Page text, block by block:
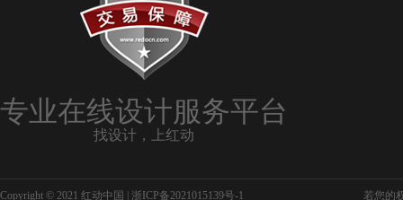
专业在线设计服务平台
找设计，上红动
Copyright © 2021 红动中国 | 浙ICP备2021015139号-1
若您的